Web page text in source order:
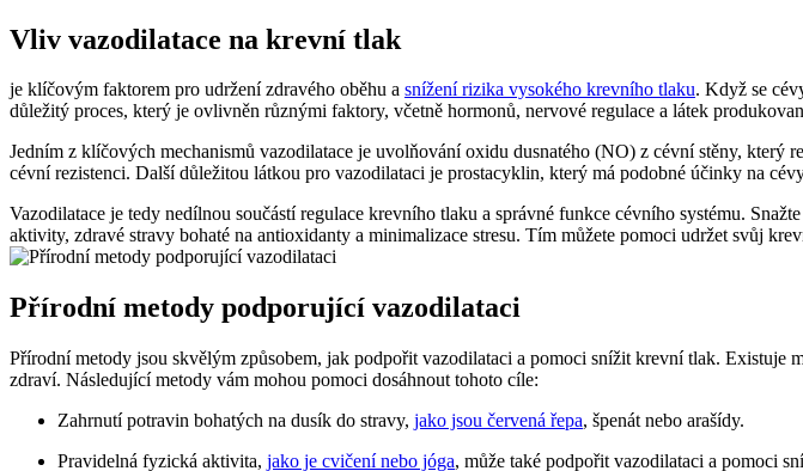
Vliv vazodilatace na krevní tlak
je klíčovým faktorem pro udržení zdravého oběhu a snížení rizika vysokého krevního tlaku. Když se
důležitý proces, který je ovlivněn různými faktory, včetně hormonů, nervové regulace a látek
Jedním z klíčových mechanismů vazodilatace je uvolňování oxidu dusnatého (NO) z cévní stěny,
cévní rezistenci. Další důležitou látkou pro vazodilataci je prostacyklin, který má podobné účinky na
Vazodilatace je tedy nedílnou součástí regulace krevního tlaku a správné funkce cévního systému.
aktivity, zdravé stravy bohaté na antioxidanty a minimalizace stresu. Tím můžete pomoci udržet svůj
Přírodní metody podporující vazodilataci
Přírodní metody jsou skvělým způsobem, jak podpořit vazodilataci a pomoci snížit krevní tlak.
zdraví. Následující metody vám mohou pomoci dosáhnout tohoto cíle:
Zahrnutí potravin bohatých na dusík do stravy, jako jsou červená řepa, špenát nebo arašídy.
Pravidelná fyzická aktivita, jako je cvičení nebo jóga, může také podpořit vazodilataci a pomoci